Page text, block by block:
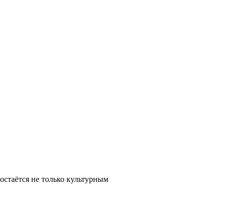
не только культурным